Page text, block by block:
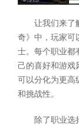
让我们来了
奇》中，玩家可
士。每个职业都
己的喜好和游戏
可以分化为更高
和挑战性。
除了职业选